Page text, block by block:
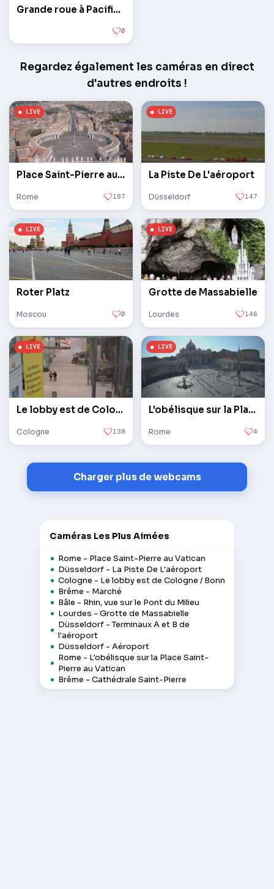
Grande roue à Pacific Park
0
Regardez également les caméras en direct
d'autres endroits !
Place Saint-Pierre au Vatican
Rome 187
La Piste De L'aéroport
Düsseldorf 147
Roter Platz
Moscou 0
Grotte de Massabielle
Lourdes 146
Le lobby est de Cologne / Bonn
Cologne 138
L'obélisque sur la Place Saint-Pierre au Vatican
Rome 4
Charger plus de webcams
Caméras Les Plus Aimées
Rome - Place Saint-Pierre au Vatican
Düsseldorf - La Piste De L'aéroport
Cologne - Le lobby est de Cologne / Bonn
Brême - Marché
Bâle - Rhin, vue sur le Pont du Milieu
Lourdes - Grotte de Massabielle
Düsseldorf - Terminaux A et B de
l'aéroport
Düsseldorf - Aéroport
Rome - L'obélisque sur la Place Saint-
Pierre au Vatican
Brême - Cathédrale Saint-Pierre